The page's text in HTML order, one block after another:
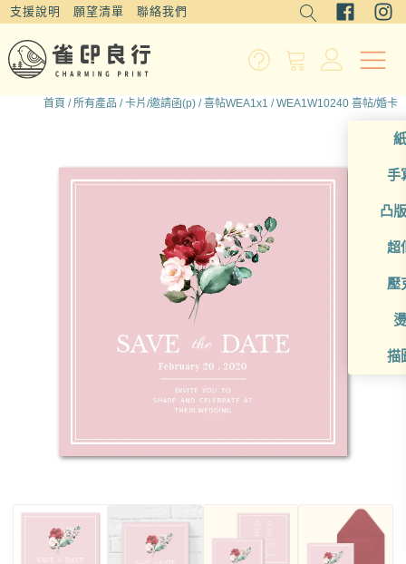
支援說明 願望清單 聯絡我們
手
凸
超
壓
描
首頁 /所有產品 /卡片/邀請函(p) /喜帖WEA1x1 / WEA1W10240 喜帖/婚卡